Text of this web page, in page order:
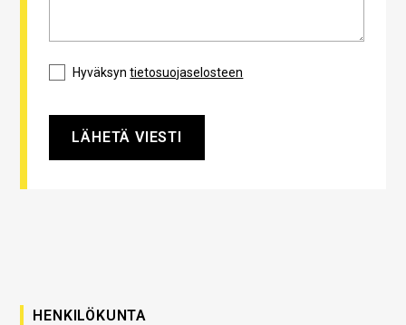
Hyväksyntietosuojaselosteen
HENKILÖKUNTA